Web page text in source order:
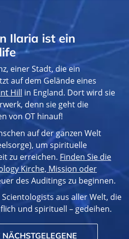
Ilaria ist ein
einer Stadt, die ein
auf dem Gelände eines
Hill in England. Dort wird sie
denn sie geht die
von OT hinauf!
auf der ganzen Welt
um spirituelle
zu erreichen. Finden Sie die
Kirche, Mission oder
des Auditings zu beginnen.
Scientologists aus aller Welt, die
und spirituell – gedeihen.